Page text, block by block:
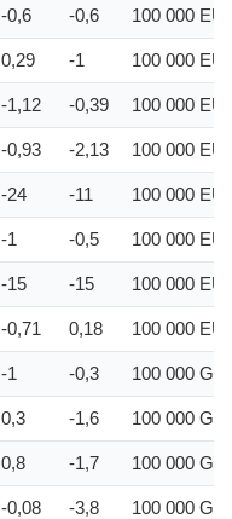
-0,6 -0,6 100 000
0,29 -1 100 000
-1,12 -0,39 100 000
-0,93 -2,13 100 000
-24 -11 100 000
-1 -0,5 100 000
-15 -15 100 000
-0,71 0,18 100 000
-1 -0,3 100 000
0,3 -1,6 100 000
0,8 -1,7 100 000
-0,08 -3,8 100 000